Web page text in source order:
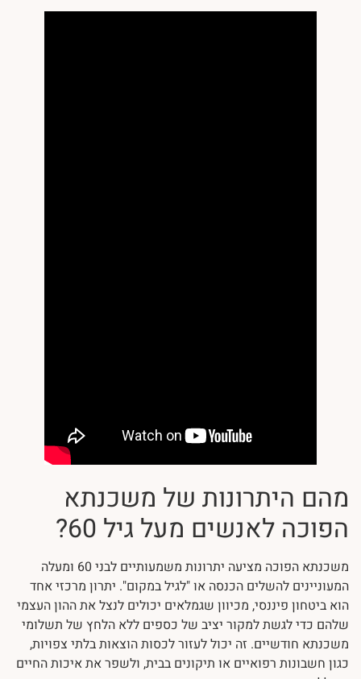
מהם היתרונות של משכנתא
הפוכה לאנשים מעל גיל 60?
משכנתא הפוכה מציעה יתרונות משמעותיים לבני 60 ומעלה
המעוניינים להשלים הכנסה או "לגיל במקום". יתרון מרכזי אחד
הוא ביטחון פיננסי, מכיוון שגמלאים יכולים לנצל את ההון העצמי
שלהם כדי לגשת למקור יציב של כספים ללא הלחץ של תשלומי
משכנתא חודשיים. זה יכול לעזור לכסות הוצאות בלתי צפויות,
כגון חשבונות רפואיים או תיקונים בבית, ולשפר את איכות החיים